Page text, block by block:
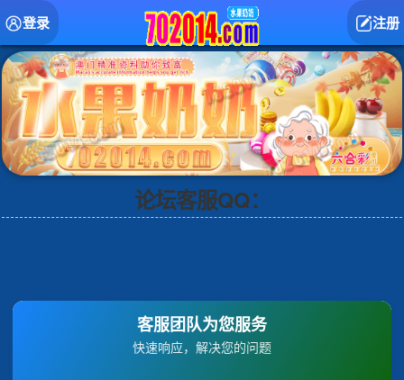
注册
登录
论坛客服QQ：
客服团队为您服务
快速响应，解决您的问题